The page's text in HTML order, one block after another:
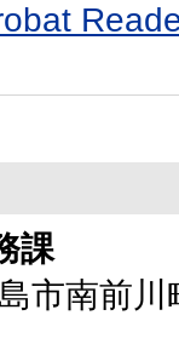
課
市南前川